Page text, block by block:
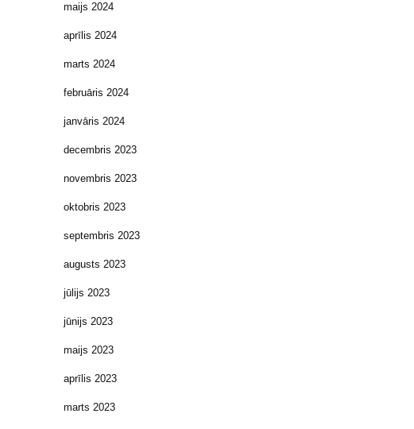
maijs 2024
aprīlis 2024
marts 2024
februāris 2024
janvāris 2024
decembris 2023
novembris 2023
oktobris 2023
septembris 2023
augusts 2023
jūlijs 2023
jūnijs 2023
maijs 2023
aprīlis 2023
marts 2023